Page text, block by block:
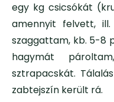
egy kg csicsókát
amennyit felvett,
szaggattam, kb. 5-8
hagymát
sztrapacskát.
zabtejszín került rá.